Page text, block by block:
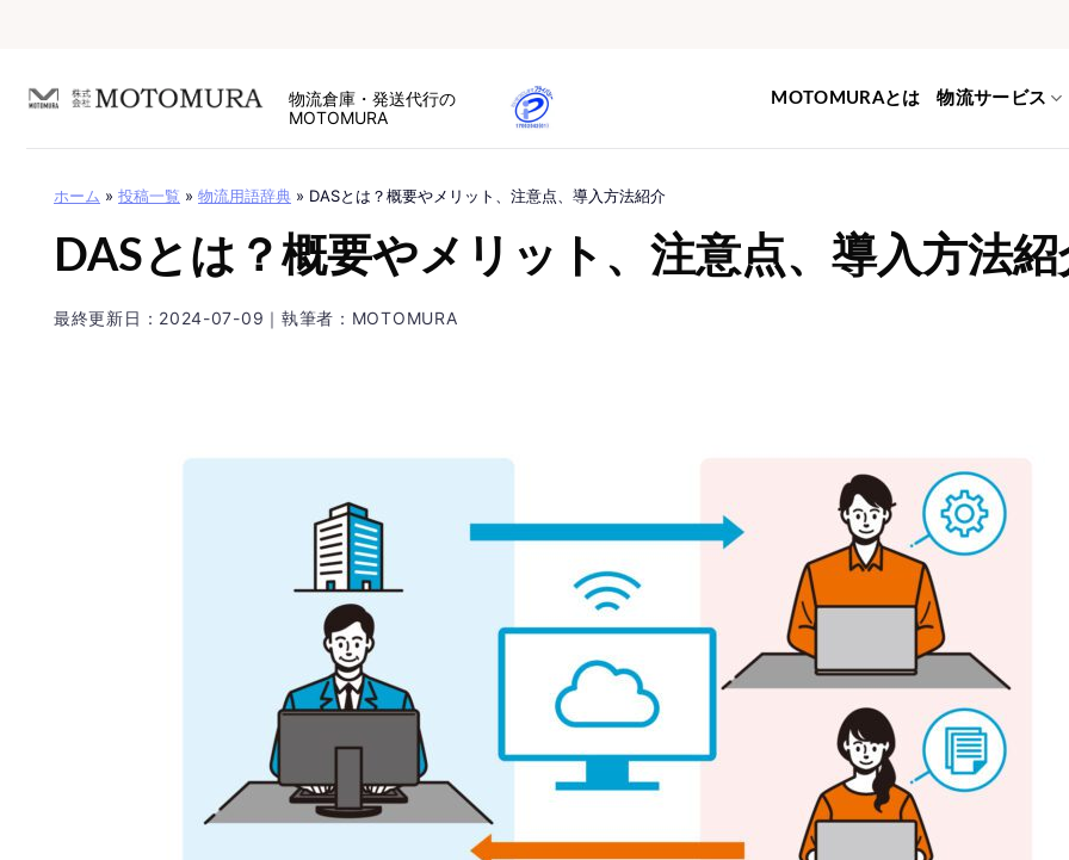
物流倉庫・発送代行の
MOTOMURA
MOTOMURAとは 物流サービス
ホーム » 投稿一覧 » 物流用語辞典 » DASとは？概要やメリット、注意点、導入方法紹介
DASとは？概要やメリット、注意点、導入方法紹
最終更新日： 2024-07-09 ｜執筆者：MOTOMURA